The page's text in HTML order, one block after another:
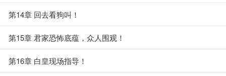
第14章 回去看狗叫！
第15章 君家恐怖底蕴，众人围观！
第16章 白皇现场指导！